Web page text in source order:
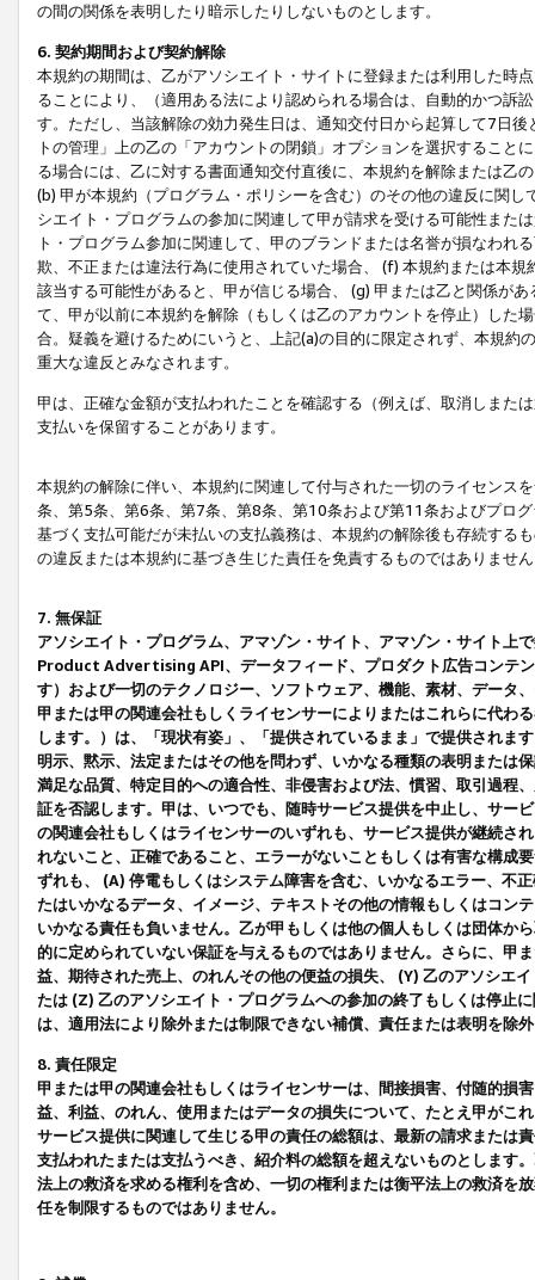
の間の関係を表明したり暗示したりしないものとします。
6. 契約期間および契約解除
本規約の期間は、乙がアソシエイト・サイトに登録または利用した時
ることにより、（適用ある法により認められる場合は、自動的かつ訴
す。ただし、当該解除の効力発生日は、通知交付日から起算して7日
トの管理」上の乙の「アカウントの閉鎖」オプションを選択するこ
る場合には、乙に対する書面通知交付直後に、本規約を解除または乙
(b) 甲が本規約（プログラム・ポリシーを含む）のその他の違反に関
シエイト・プログラムの参加に関連して甲が請求を受ける可能性また
ト・プログラム参加に関連して、甲のブランドまたは名誉が損なわれ
欺、不正または違法行為に使用されていた場合、 (f) 本規約または本
該当する可能性があると、甲が信じる場合、 (g) 甲または乙と関係が
て、甲が以前に本規約を解除（もしくは乙のアカウントを停止）した
合。疑義を避けるためにいうと、上記(a)の目的に限定されず、本規
重大な違反とみなされます。
甲は、正確な金額が支払われたことを確認する（例えば、取消しまた
支払いを保留することがあります。
本規約の解除に伴い、本規約に関連して付与された一切のライセンス
条、第5条、第6条、第7条、第8条、第10条および第11条およびプロ
基づく支払可能だが未払いの支払義務は、本規約の解除後も存続する
の違反または本規約に基づき生じた責任を免責するものではありませ
7. 無保証
アソシエイト・プログラム、アマゾン・サイト、アマゾン・サイト上
Product Advertising API、データフィード、プロダクト広告コンテ
す）および一切のテクノロジー、ソフトウェア、機能、素材、データ
甲または甲の関連会社もしくライセンサーによりまたはこれらに代わ
します。）は、「現状有姿」、「提供されているまま」で提供されま
明示、黙示、法定またはその他を問わず、いかなる種類の表明または
満足な品質、特定目的への適合性、非侵害および法、慣習、取引過程
証を否認します。甲は、いつでも、随時サービス提供を中止し、サー
の関連会社もしくはライセンサーのいずれも、サービス提供が継続さ
れないこと、正確であること、エラーがないこともしくは有害な構成
ずれも、 (A) 停電もしくはシステム障害を含む、いかなるエラー、不
たはいかなるデータ、イメージ、テキストその他の情報もしくはコン
いかなる責任も負いません。乙が甲もしくは他の個人もしくは団体か
的に定められていない保証を与えるものではありません。さらに、甲
益、期待された売上、のれんその他の便益の損失、 (Y) 乙のアソシエ
たは (Z) 乙のアソシエイト・プログラムへの参加の終了もしくは停止
は、適用法により除外または制限できない補償、責任または表明を除
8. 責任限定
甲または甲の関連会社もしくはライセンサーは、間接損害、付随的損
益、利益、のれん、使用またはデータの損失について、たとえ甲がこ
サービス提供に関連して生じる甲の責任の総額は、最新の請求または
支払われたまたは支払うべき、紹介料の総額を超えないものとします
法上の救済を求める権利を含め、一切の権利または衡平法上の救済を
任を制限するものではありません。